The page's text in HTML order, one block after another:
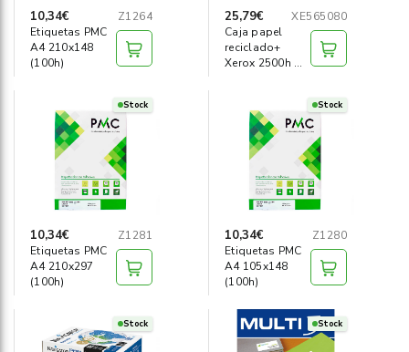
10,34€
Z1264
Etiquetas PMC
A4 210x148
(100h)
25,79€
XE565080
Caja papel
reciclado+
Xerox 2500h A4
Stock
10,34€
Z1281
Etiquetas PMC
A4 210x297
(100h)
Stock
10,34€
Z1280
Etiquetas PMC
A4 105x148
(100h)
Stock Stock